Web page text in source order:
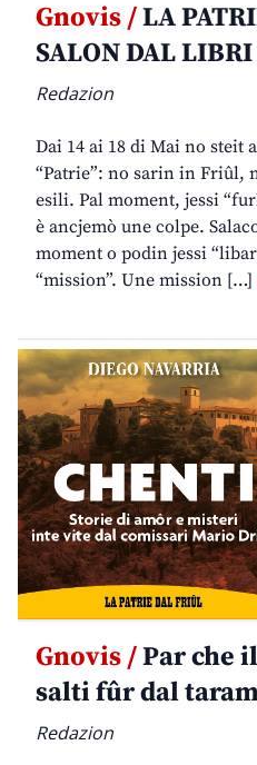
Gnovis /LA
SALON DAL
Redazion
Dai 14 ai 18 di Mai no steit
“Patrie”: no sarin in
esili. Pal moment, jessi
è ancjemò une colpe.
moment o podin jessi
“mission”. Une mission […]
Gnovis /Par che
salti fûr dal
Redazion